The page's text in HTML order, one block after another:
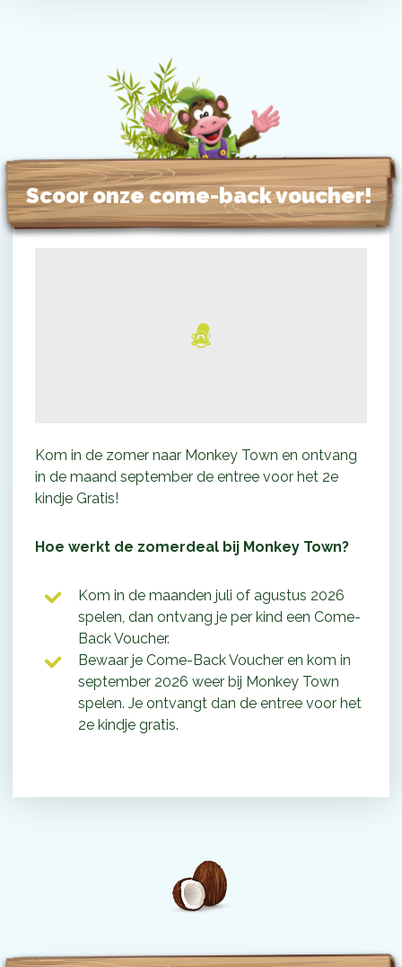
Scoor onze come-back voucher!
Kom in de zomer naar Monkey Town en ontvang
in de maand september de entree voor het 2e
kindje Gratis!
Hoe werkt de zomerdeal bij Monkey Town?
Kom in de maanden juli of agustus 2026
spelen, dan ontvang je per kind een Come-
Back Voucher.
Bewaar je Come-Back Voucher en kom in
september 2026 weer bij Monkey Town
spelen. Je ontvangt dan de entree voor het
2e kindje gratis.